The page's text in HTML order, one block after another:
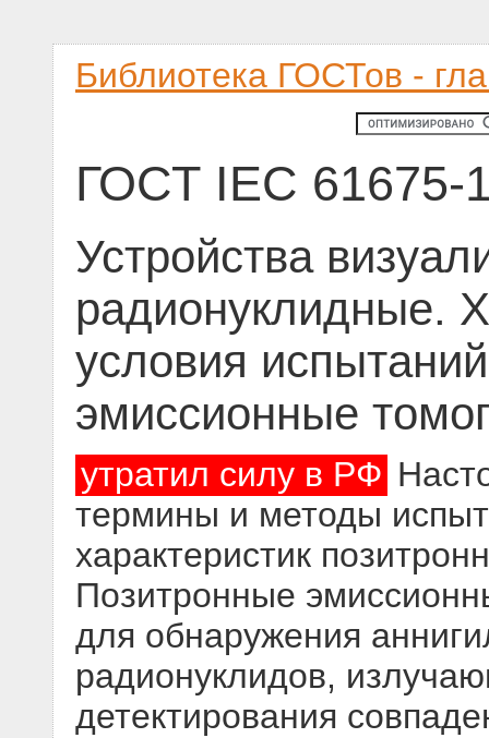
Библиотека ГОСТов -
ГОСТ IEC 61675-
Устройства
радионуклидные.
условия
эмиссионные
утратил силу в РФ
термины и методы
характеристик
Позитронные
для обнаружения
радионуклидов,
детектирования